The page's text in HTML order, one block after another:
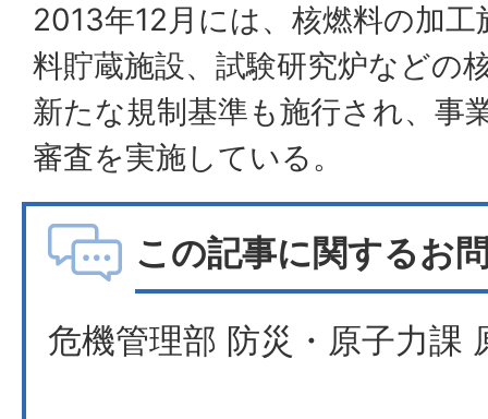
2013年12月には、核燃料の加
料貯蔵施設、試験研究炉などの
新たな規制基準も施行され、事
審査を実施している。
この記事に関するお
危機管理部 防災・原子力課